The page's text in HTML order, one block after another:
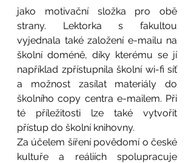
jako motivační složka pro obě
strany. Lektorka s fakultou
vyjednala také založení e-mailu na
školní doméně, díky kterému se jí
například zpřístupnila školní wi-fi síť
a možnost zasílat materiály do
školního copy centra e-mailem. Při
té příležitosti lze také vytvořit
přístup do školní knihovny.
Za účelem šíření povědomí o české
kultuře a reáliích spolupracuje